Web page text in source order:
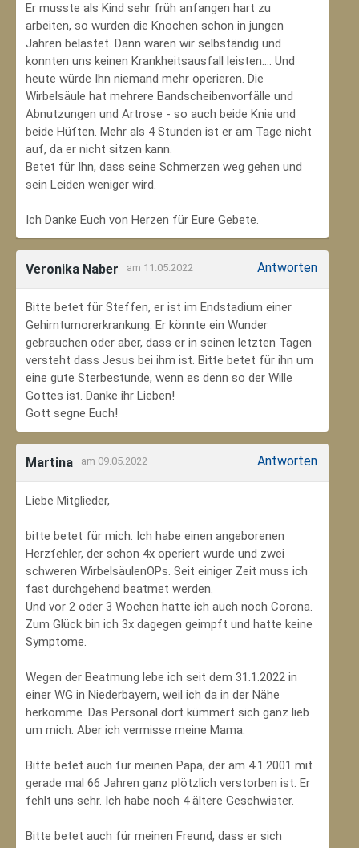
Er musste als Kind sehr früh anfangen hart zu
arbeiten, so wurden die Knochen schon in jungen
Jahren belastet. Dann waren wir selbständig und
konnten uns keinen Krankheitsausfall leisten.... Und
heute würde Ihn niemand mehr operieren. Die
Wirbelsäule hat mehrere Bandscheibenvorfälle und
Abnutzungen und Artrose - so auch beide Knie und
beide Hüften. Mehr als 4 Stunden ist er am Tage nicht
auf, da er nicht sitzen kann.
Betet für Ihn, dass seine Schmerzen weg gehen und
sein Leiden weniger wird.
Ich Danke Euch von Herzen für Eure Gebete.
Veronika Naber am 11.05.2022 Antworten
Bitte betet für Steffen, er ist im Endstadium einer
Gehirntumorerkrankung. Er könnte ein Wunder
gebrauchen oder aber, dass er in seinen letzten Tagen
versteht dass Jesus bei ihm ist. Bitte betet für ihn um
eine gute Sterbestunde, wenn es denn so der Wille
Gottes ist. Danke ihr Lieben!
Gott segne Euch!
Martina am 09.05.2022 Antworten
Liebe Mitglieder,
bitte betet für mich: Ich habe einen angeborenen
Herzfehler, der schon 4x operiert wurde und zwei
schweren WirbelsäulenOPs. Seit einiger Zeit muss ich
fast durchgehend beatmet werden.
Und vor 2 oder 3 Wochen hatte ich auch noch Corona.
Zum Glück bin ich 3x dagegen geimpft und hatte keine
Symptome.
Wegen der Beatmung lebe ich seit dem 31.1.2022 in
einer WG in Niederbayern, weil ich da in der Nähe
herkomme. Das Personal dort kümmert sich ganz lieb
um mich. Aber ich vermisse meine Mama.
Bitte betet auch für meinen Papa, der am 4.1.2001 mit
gerade mal 66 Jahren ganz plötzlich verstorben ist. Er
fehlt uns sehr. Ich habe noch 4 ältere Geschwister.
Bitte betet auch für meinen Freund, dass er sich